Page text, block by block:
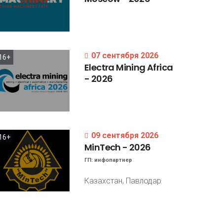
07 сентября 2026
Electra MiningAfrica
- 2026
09 сентября 2026
MinTech - 2026
ГП: инфопартнер
Казахстан, Павлодар